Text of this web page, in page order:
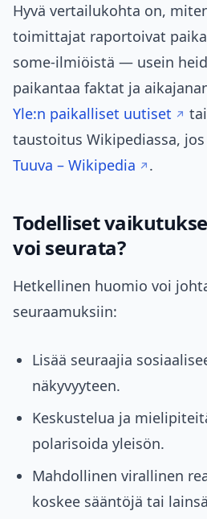
Hyvä vertailukohta on,
toimittajat raportoivat
some‑ilmiöistä — usein
paikantaa faktat ja
Yle:n paikalliset uutiset
taustoitus Wikipediassa,
Tuuva – Wikipedia
.
Todelliset
voi seurata?
Hetkellinen huomio voi
seuraamuksiin:
Lisää seuraajia
näkyvyyteen.
Keskustelua ja
polarisoida yleisön.
Mahdollinen virallinen
koskee sääntöjä tai